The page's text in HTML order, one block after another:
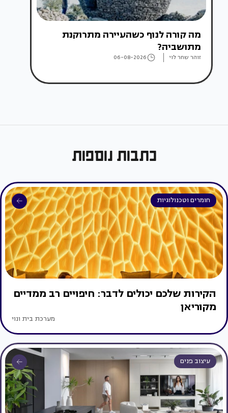
מה קורה לנוף כשהעיירה מתרוקנת
מתושביה?
זוהר שחר לוי 06-08-2026
כתבות נוספות
חומרים וטכנולוגיות
הקירות שלכם יכולים לדבר: חיפויים רב ממדיים
מקוריאן
מערכת בית ונוי
עיצוב פנים